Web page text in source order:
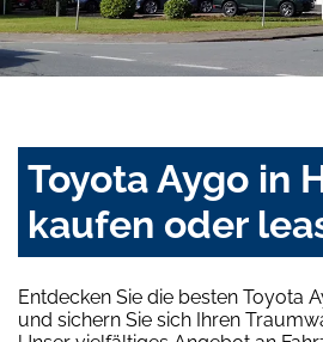
Toyota Aygo in
kaufen oder
Entdecken Sie die besten Toyota
und sichern Sie sich Ihren